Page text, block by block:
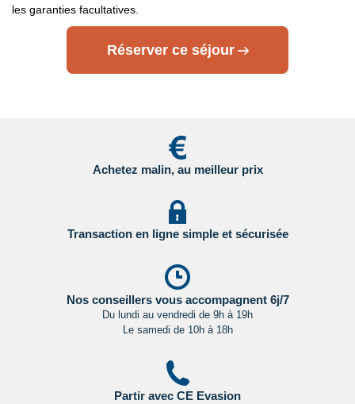
les garanties facultatives.
Réserver ce séjour
Achetez malin, au meilleur prix
Transaction en ligne simple et sécurisée
Nos conseillers vous accompagnent 6j/7
Du lundi au vendredi de 9h à 19h
Le samedi de 10h à 18h
Partir avec CE Evasion